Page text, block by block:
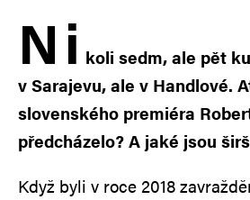
Ni koli sedm, ale pět
v Sarajevu, ale v Handlové.
slovenského premiéra
předcházelo? A jaké jsou
Když byli v roce 2018